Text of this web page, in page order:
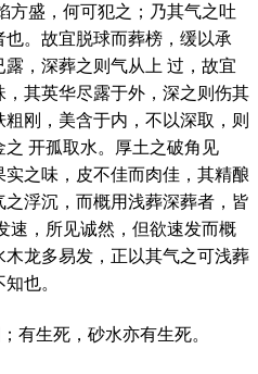
方盛，何可犯之；乃其气之吐
。故宜脱球而葬榜，缓以承
，深葬之则气从上 过，故宜
其英华尽露于外，深之则伤其
刚，美含于内，不以深取，则
开孤取水。厚土之破角见
之味，皮不佳而肉佳，其精酿
浮沉，而概用浅葬深葬者，皆
速，所见诚然，但欲速发而概
龙多易发，正以其气之可浅葬
也。
有生死，砂水亦有生死。